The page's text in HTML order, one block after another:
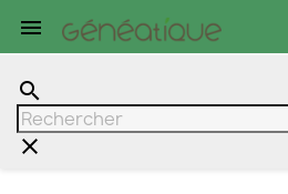

search
clear